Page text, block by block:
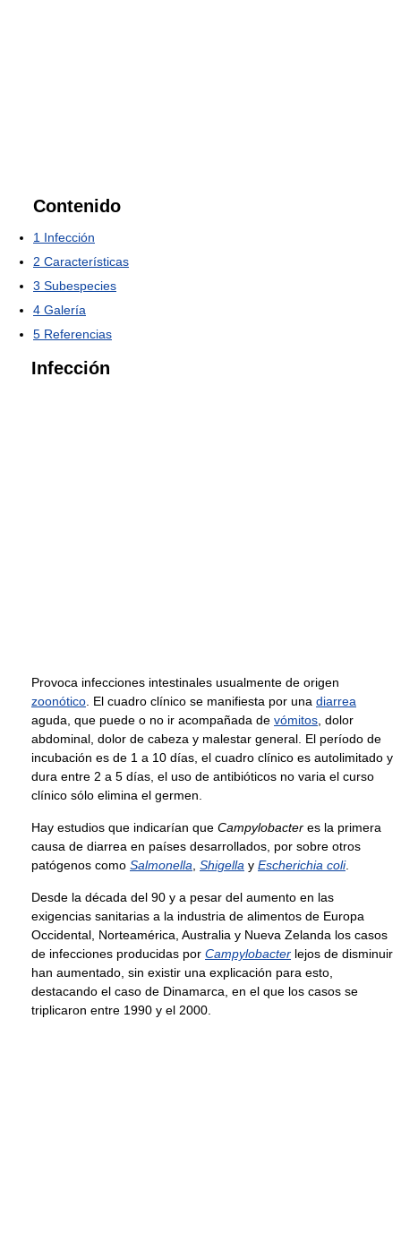
Contenido
1 Infección
2 Características
3 Subespecies
4 Galería
5 Referencias
Infección
Provoca infecciones intestinales usualmente de origen
zoonótico . El cuadro clínico se manifiesta por una diarrea
aguda, que puede o no ir acompañada de vómitos , dolor
abdominal, dolor de cabeza y malestar general. El período de
incubación es de 1 a 10 días, el cuadro clínico es autolimitado y
dura entre 2 a 5 días, el uso de antibióticos no varia el curso
clínico sólo elimina el germen.
Hay estudios que indicarían que Campylobacter es la primera
causa de diarrea en países desarrollados, por sobre otros
patógenos como Salmonella Shigella y Escherichia coli.
Desde la década del 90 y a pesar del aumento en las
exigencias sanitarias a la industria de alimentos de Europa
Occidental, Norteamérica, Australia y Nueva Zelanda los casos
de infecciones producidas por Campylobacter lejos de disminuir
han aumentado, sin existir una explicación para esto,
destacando el caso de Dinamarca, en el que los casos se
triplicaron entre 1990 y el 2000.